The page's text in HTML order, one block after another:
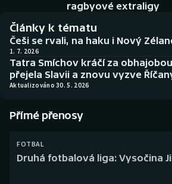
Biatlon
Boby a skeleton
Curling
Dostihy
Historické návraty
Aplikace ČT sport
AZ kvíz
ragbyové extraligy
Články k tématu
Češi se rvali, na haku i Nový
1. 7. 2026
Tatra Smíchov kráčí za
přejela Slavii a znovu vyzve
Aktualizováno 30. 5. 2026
Přímé přenosy
FOTBAL
Druhá fotbalová liga: Vysočina